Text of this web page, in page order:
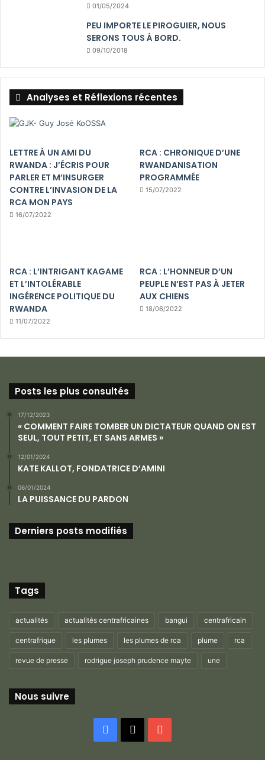
01/05/2024
PEU IMPORTE LE PIROGUIER, NOUS
SERONS TOUS Á BORD.
09/10/2018
Analyses et Réflexions récentes
LETTRE À UN AMI DU
RWANDA : J’ÉCRIS POUR
PARLER ET M’INSURGER
CONTRE L’INVASION DE LA
RCA MON PAYS
16/07/2022
RCA : CHRONIQUE D’UNE
RWANDANISATION
PROGRAMMÉE
15/07/2022
RCA : L’INTRIGANT KAGAME
ET L’INTOLÉRABLE
INGÉRENCE POLITIQUE DU
RWANDA
11/07/2022
RCA : L’HONNEUR D’UN
PEUPLE N’EST PAS À JETER
AUX CHIENS
18/06/2022
Posts les plus consultés
17/12/2023
« COMMENT FAIRE TOMBER UN DICTATEUR QUAND ON EST
SEUL, TOUT PETIT, ET SANS ARMES »
12/01/2024
KATE KALLOT, FONDATRICE D’AMINI
06/01/2024
LA PUISSANCE DU PARDON
Derniers posts modifiés
Tags
actualités actualités centrafricaines bangui centrafricain
centrafrique les plumes les plumes de rca plume rca
revue de presse rodrigue joseph prudence mayte une
Nous suivre
Facebook